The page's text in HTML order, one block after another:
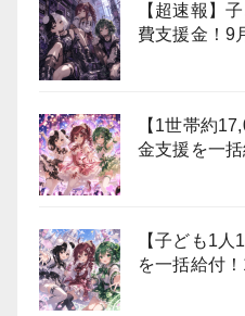
【超速報】
費支援金！9
【1世帯約
金支援を一
【子ども1
を一括給付